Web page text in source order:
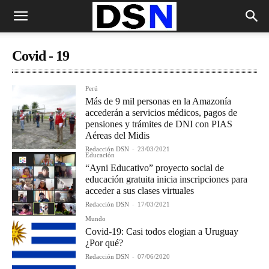
Covid - 19
Perú
Más de 9 mil personas en la Amazonía
accederán a servicios médicos, pagos de
pensiones y trámites de DNI con PIAS
Aéreas del Midis
Redacción DSN - 23/03/2021
Educación
“Ayni Educativo” proyecto social de
educación gratuita inicia inscripciones para
acceder a sus clases virtuales
Redacción DSN - 17/03/2021
Mundo
Covid-19: Casi todos elogian a Uruguay
¿Por qué?
Redacción DSN - 07/06/2020